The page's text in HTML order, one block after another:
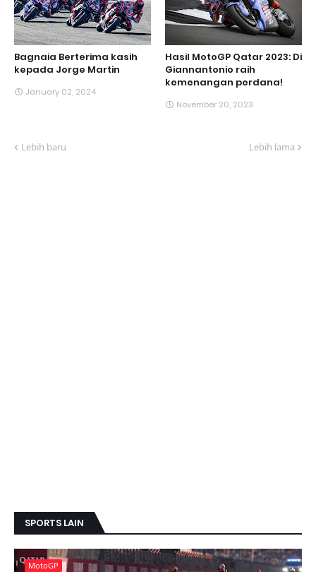
Bagnaia Berterima kasih
kepada Jorge Martin
January 02, 2024
Hasil MotoGP Qatar 2023: Di
Giannantonio raih
kemenangan perdana!
November 20, 2023
Lebih baru Lebih lama
SPORTS LAIN
MotoGP